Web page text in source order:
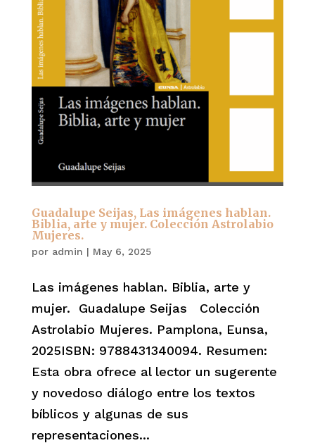
Guadalupe Seijas, Las imágenes hablan.
Biblia, arte y mujer. Colección Astrolabio
Mujeres.
por admin | May 6, 2025
Las imágenes hablan. Biblia, arte y
mujer. Guadalupe Seijas Colección
Astrolabio Mujeres. Pamplona, Eunsa,
2025ISBN: 9788431340094. Resumen:
Esta obra ofrece al lector un sugerente
y novedoso diálogo entre los textos
bíblicos y algunas de sus
representaciones...